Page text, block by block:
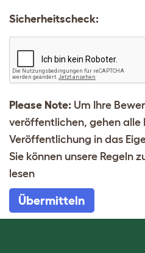
Sicherheitscheck:
Please Note: Um Ihre
veröffentlichen, gehen alle
Veröffentlichung in das
Sie können unsere Regeln
lesen
Übermitteln